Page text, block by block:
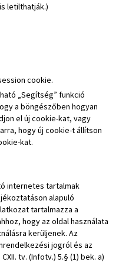
letilthatják.)
cookie.
„Segítség” funkció
a böngészőben hogyan
el új cookie-kat, vagy
hogy új cookie-t állítson
kat.
internetes tartalmak
alapuló
tartalmazza a
hogy az oldal használata
kerüljenek. Az
jogról és az
tv. (Infotv.) 5.§ (1) bek. a)